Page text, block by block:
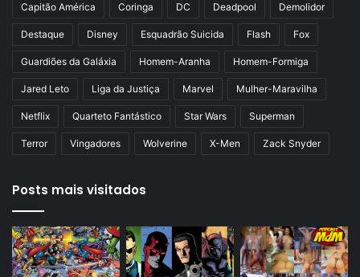
Capitão América Coringa DC Deadpool Demolidor
Destaque Disney Esquadrão Suicida Flash Fox
Guardiões da Galáxia Homem-Aranha Homem-Formiga
Jared Leto Liga da Justiça Marvel Mulher-Maravilha
Netflix Quarteto Fantástico Star Wars Superman
Terror Vingadores Wolverine X-Men Zack Snyder
Posts mais visitados